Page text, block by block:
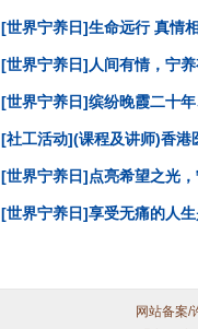
[世界宁养日]生命远行 真情
[世界宁养日]人间有情，宁
[世界宁养日]缤纷晚霞二十
[社工活动](课程及讲师)香
[世界宁养日]点亮希望之光
[世界宁养日]享受无痛的人
网站备案/